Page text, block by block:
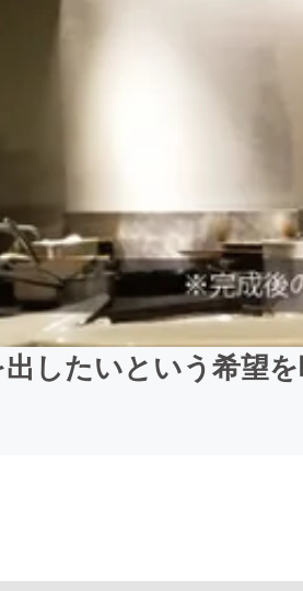
したいという希望